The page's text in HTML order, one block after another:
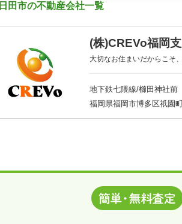
日田市の不動産会社一覧
(株)CREVo福岡
大切なお住まいだからこそ
地下鉄七隈線/櫛田神社
福岡県福岡市博多区祇園